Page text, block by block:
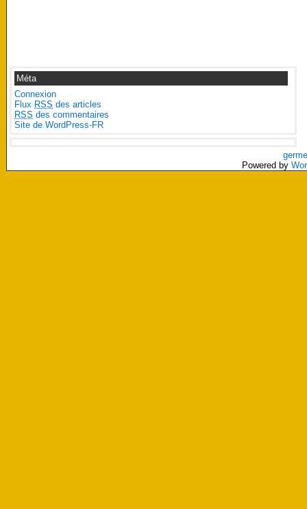
Méta
Connexion
Flux RSS des articles
RSS des commentaires
Site de WordPress-FR
Powered by